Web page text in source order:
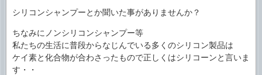
シリコンシャンプーとか聞いた事がありませんか？
ちなみにノンシリコンシャンプー等
私たちの生活に普段からなじんでいる多くのシリコン製品は
ケイ素と化合物が合わさったもので正しくはシリコーンと言いま
す・・